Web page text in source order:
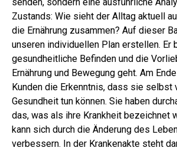
Zustands: Wie sieht der Alltag aktuell
die Ernährung zusammen? Auf dieser
unseren individuellen Plan erstellen. Er
gesundheitliche Befinden und die
Ernährung und Bewegung geht. Am
Kunden die Erkenntnis, dass sie selbst
Gesundheit tun können. Sie haben
das, was als ihre Krankheit bezeichnet
kann sich durch die Änderung des
verbessern. In der Krankenakte steht